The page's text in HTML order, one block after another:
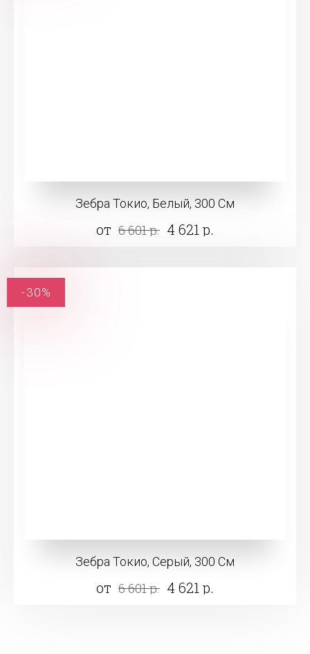
Зебра Токио, Белый, 300 См
от 6 601 р. 4 621 р.
Зебра Токио, Серый, 300 См
от 6 601 р. 4 621 р.
-30%